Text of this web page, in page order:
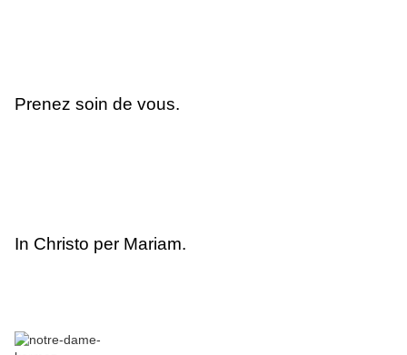
Prenez soin de vous.
In Christo per Mariam.